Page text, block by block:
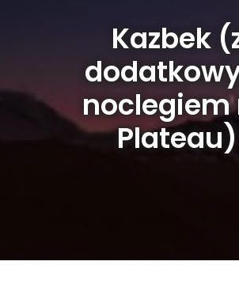
Kazbek
noclegiem
Plateau)